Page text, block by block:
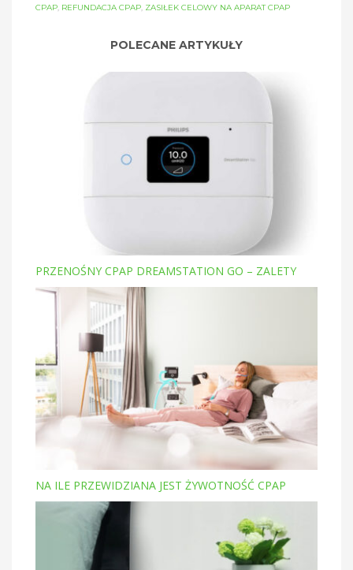
CPAP, REFUNDACJA CPAP, ZASIŁEK CELOWY NA APARAT CPAP
POLECANE ARTYKUŁY
PRZENOŚNY CPAP DREAMSTATION GO – ZALETY
NA ILE PRZEWIDZIANA JEST ŻYWOTNOŚĆ CPAP